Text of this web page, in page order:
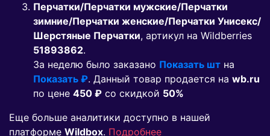
Перчатки/Перчатки мужские/Перчатки
зимние/Перчатки женские/Перчатки Унисекс/
Шерстяные Перчатки, артикул на Wildberries
51893862.
За неделю было заказано Показать шт на
Показать ₽. Данный товар продается на wb.ru
по цене 450 ₽ co скидкой 50%
Еще больше аналитики доступно в нашей
платформе Wildbox. Подробнее